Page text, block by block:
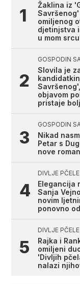
Žaklina iz
omiljenog
djetinjstva
u mom
GOSPODIN
Slovila je
objavom
pristaje
GOSPODIN
Nikad
Petar s
nove
DIVLJE PČELE
Elegancija
Sanja
novim
ponovno
DIVLJE PČELE
Rajka i
omiljeni
'Divljih
nalazi